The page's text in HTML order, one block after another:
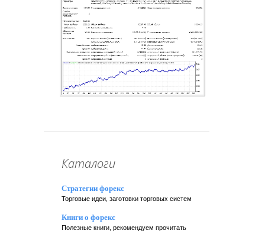
Каталоги
Стратегии форекс
Торговые идеи, заготовки торговых систем
Книги о форекс
Полезные книги, рекомендуем прочитать